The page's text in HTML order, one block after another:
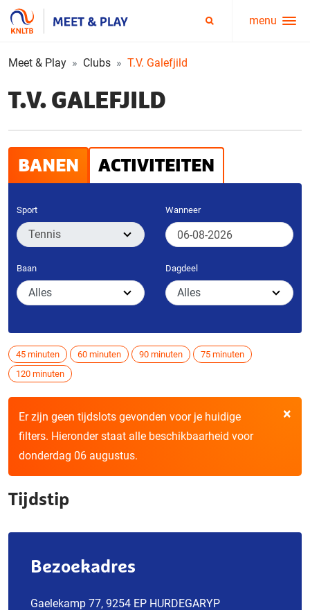
Service
menu
menu
Meet & Play Clubs T.V. Galefjild
T.V. GALEFJILD
BANEN ACTIVITEITEN
Sport Wanneer
Baan Dagdeel
45 minuten 60 minuten 90 minuten
75 minuten
120 minuten
×
Er zijn geen tijdslots gevonden voor je huidige
filters. Hieronder staat alle beschikbaarheid voor
donderdag 06 augustus.
Tijdstip
Bezoekadres
Gaelekamp 77, 9254 EP HURDEGARYP